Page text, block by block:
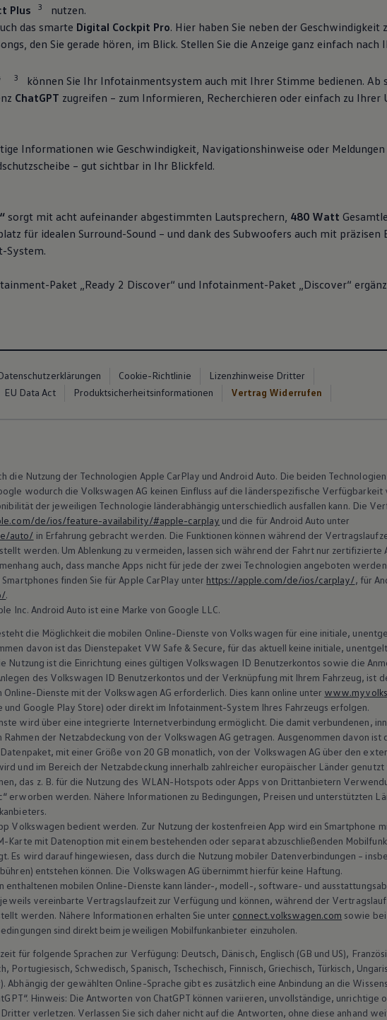
Plus 3
nutzen.
das smarte Digital Cockpit Pro. Hier haben Sie neben der Geschwindigkeit
den Sie gerade hören, im Blick. Stellen Sie die Anzeige ganz einfach nach
3
können Sie Ihr Infotainmentsystem auch mit Ihrer Stimme bedienen. Ab
ChatGPT zugreifen – zum Informieren, Recherchieren oder einfach zu Ihrer
Informationen wie Geschwindigkeit, Navigationshinweise oder Meldungen
– gut sichtbar in Ihr Blickfeld.
sorgt mit acht aufeinander abgestimmten Lautsprechern, 480 Watt
für idealen Surround-Sound – und dank des Subwoofers auch mit präzisen
System.
Paket „Ready 2 Discover“ und Infotainment-Paket „Discover“
Cookie-Richtlinie
Lizenzhinweise Dritter
EU Data Act Produktsicherheitsinformationen Vertrag Widerrufen
die Nutzung der Technologien Apple CarPlay und Android Auto. Die beiden
wodurch die Volkswagen AG keinen Einfluss auf die länderspezifische Verfügbarkeit
der jeweiligen Technologie länderabhängig unterschiedlich ausfallen kann. Die
de/ios/feature-availability/#apple-carplay und die für Android Auto unter
auto/ in Erfahrung gebracht werden. Die Funktionen können während der
werden. Um Ablenkung zu vermeiden, lassen sich während der Fahrt nur zertifizierte
auch, dass manche Apps nicht für jede der zwei Technologien angeboten
finden Sie für Apple CarPlay unter https://apple.com/de/ios/carplay/, für
.
Inc. Android Auto ist eine Marke von Google LLC.
die Möglichkeit die mobilen Online-Dienste von Volkswagen für eine initiale,
davon ist das Dienstepaket VW Safe & Secure, für das aktuell keine initiale,
Nutzung ist die Einrichtung eines gültigen Volkswagen ID Benutzerkontos sowie die
des Volkswagen ID Benutzerkontos und der Verknüpfung mit Ihrem Fahrzeug, ist
Online-Dienste mit der Volkswagen AG erforderlich. Dies kann online unter
und Google Play Store) oder direkt im Infotainment-System Ihres Fahrzeugs erfolgen.
wird über eine integrierte Internetverbindung ermöglicht. Die damit verbundenen,
der Netzabdeckung von der Volkswagen AG getragen. Ausgenommen davon ist
mit einer Größe von 20 GB monatlich, von der Volkswagen AG über den
und im Bereich der Netzabdeckung innerhalb zahlreicher europäischer Länder genutzt
das z. B. für die Nutzung des WLAN-Hotspots oder Apps von Drittanbietern
erworben werden. Nähere Informationen zu Bedingungen, Preisen und unterstützten
Volkswagen bedient werden. Zur Nutzung der kostenfreien App wird ein Smartphone
Karte mit Datenoption mit einem bestehenden oder separat abzuschließenden
Es wird darauf hingewiesen, dass durch die Nutzung mobiler Datenverbindungen –
entstehen können. Die Volkswagen AG übernimmt hierfür keine Haftung.
enthaltenen mobilen Online-Dienste kann länder-, modell-, software- und
vereinbarte Vertragslaufzeit zur Verfügung und können, während der
werden. Nähere Informationen erhalten Sie unter connect.volkswagen.com sowie
sind direkt beim jeweiligen Mobilfunkanbieter einzuholen.
für folgende Sprachen zur Verfügung: Deutsch, Dänisch, Englisch (GB und US),
Portugiesisch, Schwedisch, Spanisch, Tschechisch, Finnisch, Griechisch, Türkisch,
Abhängig der gewählten Online-Sprache gibt es zusätzlich eine Anbindung an die
Hinweis: Die Antworten von ChatGPT können variieren, unvollständige, unrichtige
verletzen. Verlassen Sie sich daher nicht auf die Antworten, ohne diese anhand